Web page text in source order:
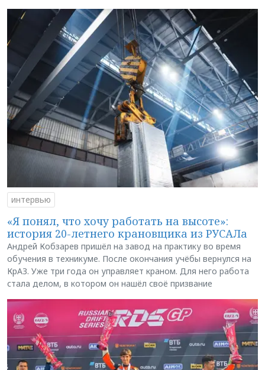
интервью
«Я понял, что хочу работать на высоте»:
история 20-летнего крановщика из РУСАЛа
Андрей Кобзарев пришёл на завод на практику во время
обучения в техникуме. После окончания учёбы вернулся на
КрАЗ. Уже три года он управляет краном. Для него работа
стала делом, в котором он нашёл своё призвание